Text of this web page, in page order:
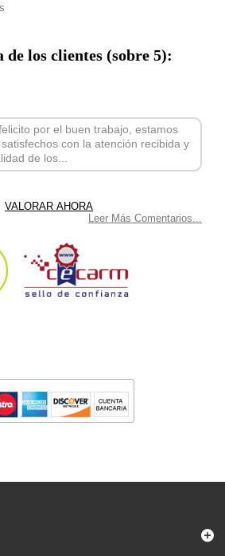
de los clientes (sobre 5):
por el buen trabajo, estamos
con la atención recibida y
de los...
Leer Más Comentarios...